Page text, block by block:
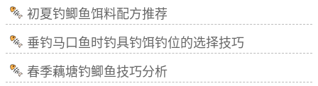
初夏钓鲫鱼饵料配方推荐
垂钓马口鱼时钓具钓饵钓位的选择技巧
春季藕塘钓鲫鱼技巧分析